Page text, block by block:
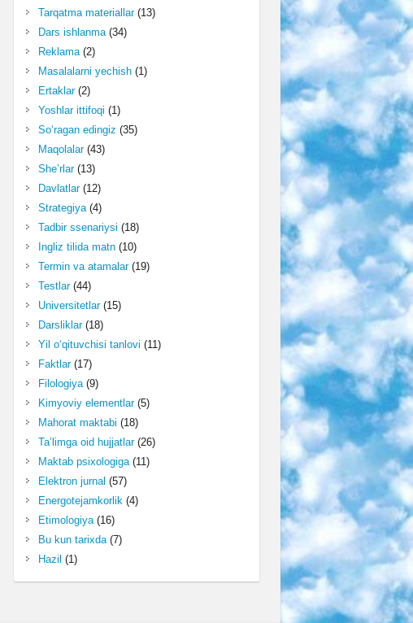
Tarqatma materiallar(13)
Dars ishlanma(34)
Reklama(2)
Masalalarni yechish(1)
Ertaklar(2)
Yoshlar ittifoqi (1)
So‘ragan edingiz (35)
Maqolalar(43)
She’rlar(13)
Davlatlar(12)
Strategiya(4)
Tadbir ssenariysi (18)
Ingliz tilida matn(10)
Termin va atamalar(19)
Testlar(44)
Universitetlar(15)
Darsliklar(18)
Yil o‘qituvchisi tanlovi (11)
Faktlar(17)
Filologiya(9)
Kimyoviy elementlar(5)
Mahorat maktabi (18)
Ta’limga oid hujjatlar(26)
Maktab psixologiga(11)
Elektron jurnal (57)
Energotejamkorlik(4)
Etimologiya(16)
Bu kun tarixda(7)
Hazil (1)